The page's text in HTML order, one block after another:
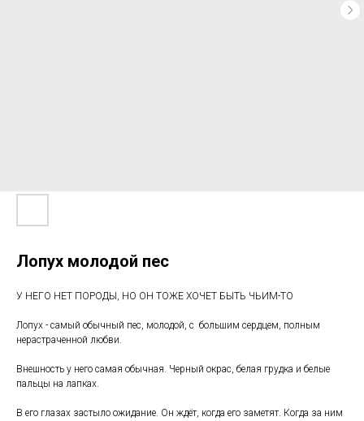
Лопух молодой пес
У НЕГО НЕТ ПОРОДЫ, НО ОН ТОЖЕ ХОЧЕТ БЫТЬ ЧЬИМ-ТО
Лопух - самый обычный пес, молодой, с большим сердцем, полным
нерастраченной любви.
Внешность у него самая обычная. Черный окрас, белая грудка и белые
пальцы на лапках.
В его глазах застыло ожидание. Он ждёт, когда его заметят. Когда за ним